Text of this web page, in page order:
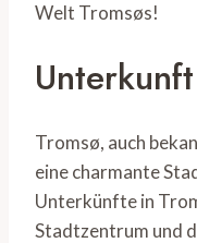
Welt Tromsøs!
Unterkunft
Tromsø, auch
eine charmante
Unterkünfte in
Stadtzentrum und